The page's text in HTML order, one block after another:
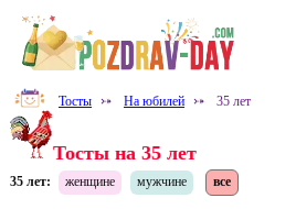
Тосты ⤐ На юбилей ⤐ 35 лет
Тосты на 35 лет
35 лет: женщине мужчине все